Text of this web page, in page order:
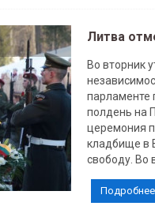
Литва
Во вторник
парламенте
полдень на
церемония
кладбище в
свободу. Во
Подробнее